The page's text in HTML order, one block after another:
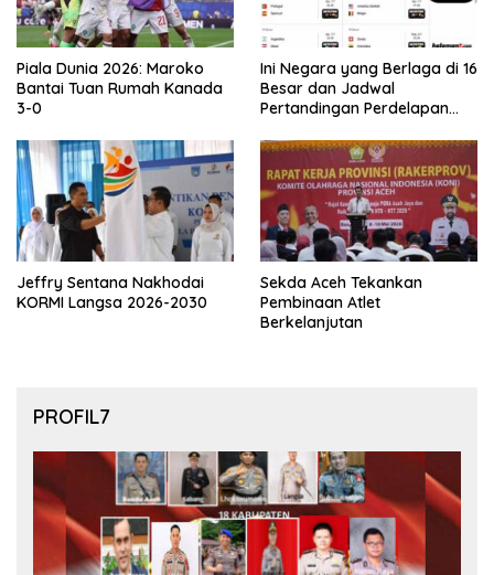
Piala Dunia 2026: Maroko
Bantai Tuan Rumah Kanada
3-0
Ini Negara yang Berlaga di 16
Besar dan Jadwal
Pertandingan Perdelapan
Jeffry Sentana Nakhodai
KORMI Langsa 2026-2030
Sekda Aceh Tekankan
Pembinaan Atlet
Berkelanjutan
PROFIL7